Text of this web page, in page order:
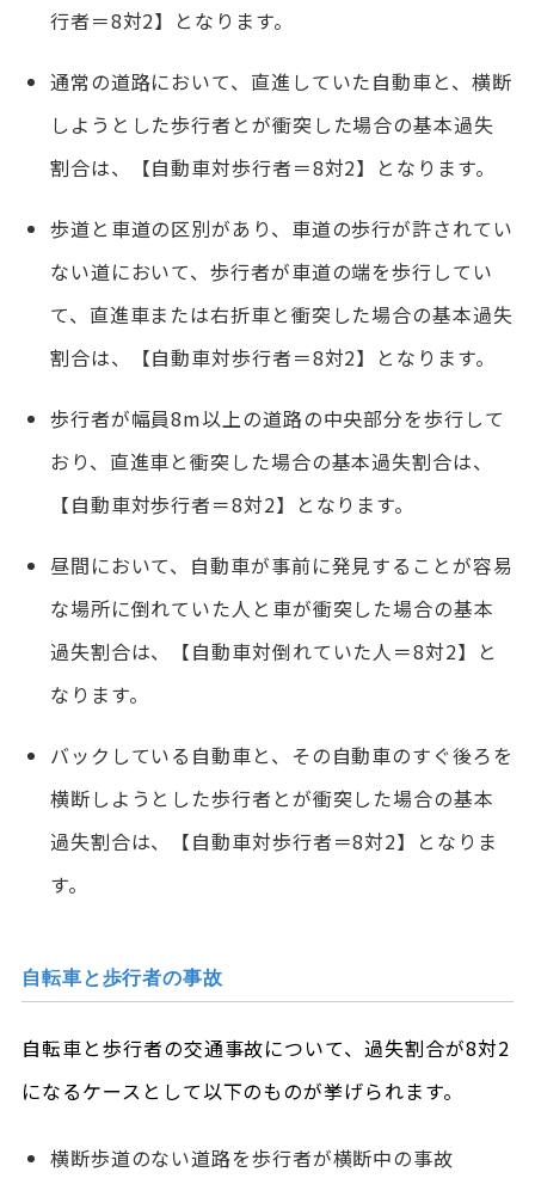
行者＝8対2】となります。
通常の道路において、直進していた自動車と、横断
しようとした歩行者とが衝突した場合の基本過失
割合は、【自動車対歩行者＝8対2】となります。
歩道と車道の区別があり、車道の歩行が許されてい
ない道において、歩行者が車道の端を歩行してい
て、直進車または右折車と衝突した場合の基本過失
割合は、【自動車対歩行者＝8対2】となります。
歩行者が幅員8m以上の道路の中央部分を歩行して
おり、直進車と衝突した場合の基本過失割合は、
【自動車対歩行者＝8対2】となります。
昼間において、自動車が事前に発見することが容易
な場所に倒れていた人と車が衝突した場合の基本
過失割合は、【自動車対倒れていた人＝8対2】と
なります。
バックしている自動車と、その自動車のすぐ後ろを
横断しようとした歩行者とが衝突した場合の基本
過失割合は、【自動車対歩行者＝8対2】となりま
す。
自転車と歩行者の事故
自転車と歩行者の交通事故について、過失割合が8対2
になるケースとして以下のものが挙げられます。
横断歩道のない道路を歩行者が横断中の事故